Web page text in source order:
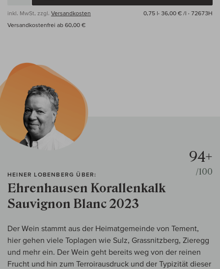
inkl. MwSt, zzgl. Versandkosten 0,75 l· 36,00 € /l · 72673H
Versandkostenfrei ab 60,00 €
HEINER LOBENBERG ÜBER:
Ehrenhausen Korallenkalk
Sauvignon Blanc 2023
94+
/100
Der Wein stammt aus der Heimatgemeinde von Tement,
hier gehen viele Toplagen wie Sulz, Grassnitzberg, Zieregg
und mehr ein. Der Wein geht bereits weg von der reinen
Frucht und hin zum Terroirausdruck und der Typizität dieser